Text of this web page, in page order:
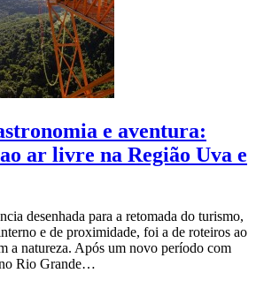
e aventura:
ar livre na Região Uva e
desenhada para a retomada do turismo,
e de proximidade, foi a de roteiros ao
a natureza. Após um novo período com
Rio Grande…